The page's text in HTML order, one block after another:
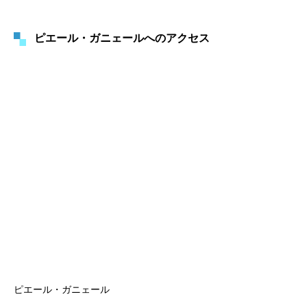
ピエール・ガニェールへのアクセス
ピエール・ガニェール